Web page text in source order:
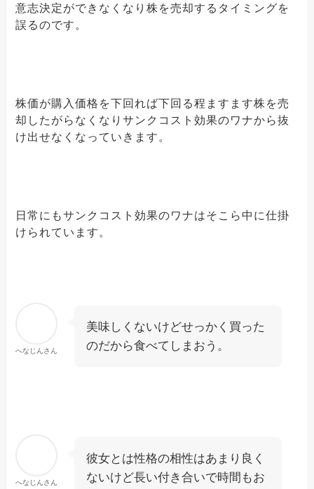
意志決定ができなくなり株を売却するタイミングを
誤るのです。
株価が購入価格を下回れば下回る程ますます株を売
却したがらなくなりサンクコスト効果のワナから抜
け出せなくなっていきます。
日常にもサンクコスト効果のワナはそこら中に仕掛
けられています。
へなじんさん
美味しくないけどせっかく買った
のだから食べてしまおう。
へなじんさん
彼女とは性格の相性はあまり良く
ないけど長い付き合いで時間もお